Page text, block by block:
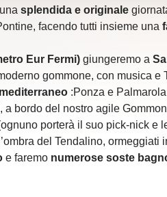
splendida e originale
facendo tutti insieme una
Eur Fermi) giungeremo a
gommone, con musica e
:Ponza e
, a bordo del nostro agile
porterà il suo pick-nick e
del Tendalino,
e faremo numerose soste
le